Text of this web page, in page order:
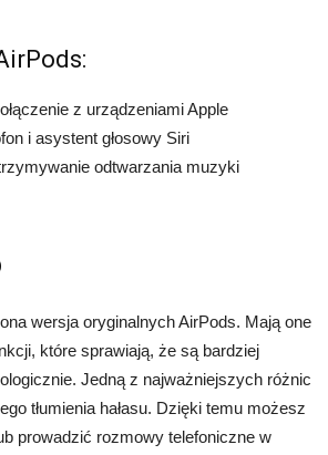
z urządzeniami Apple
i asystent głosowy Siri
odtwarzania muzyki
wersja oryginalnych AirPods. Mają one
które sprawiają, że są bardziej
Jedną z najważniejszych różnic
tłumienia hałasu. Dzięki temu możesz
prowadzić rozmowy telefoniczne w